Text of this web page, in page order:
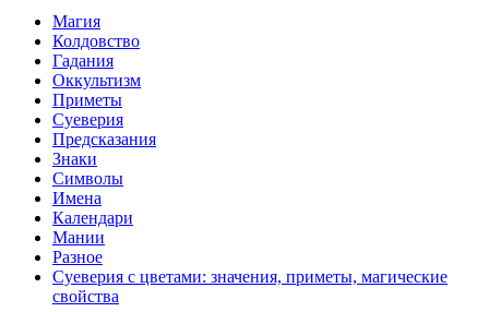
Магия
Колдовство
Гадания
Оккультизм
Приметы
Суеверия
Предсказания
Знаки
Символы
Имена
Календари
Мании
Разное
Суеверия с цветами: значения, приметы, магические
свойства